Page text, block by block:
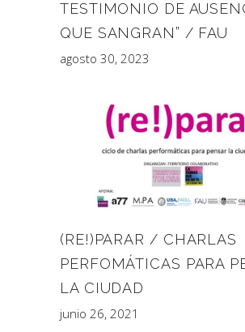
TESTIMONIO DE
QUE SANGRAN” / FAU
agosto 30, 2023
(RE!)PARAR / CHARLAS
PERFOMÁTICAS PARA
LA CIUDAD
junio 26, 2021